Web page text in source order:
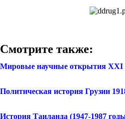
Смотрите также:
Мировые научные открытия ХХI
Политическая история Грузии
История Таиланда (1947-1987